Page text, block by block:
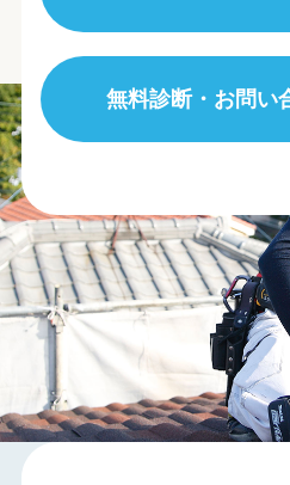
無料診断・お問い